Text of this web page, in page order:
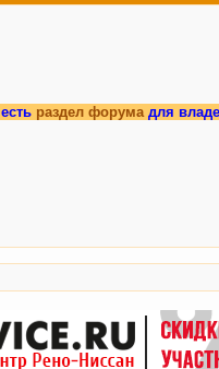
раздел форумадля